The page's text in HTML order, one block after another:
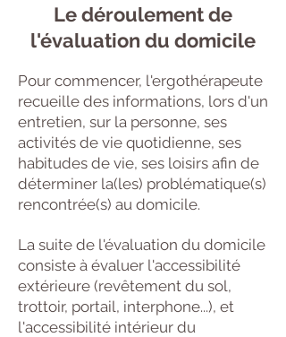
Le déroulement de
l'évaluation du domicile
Pour commencer, l'ergothérapeute
recueille des informations, lors d'un
entretien, sur la personne, ses
activités de vie quotidienne, ses
habitudes de vie, ses loisirs afin de
déterminer la(les) problématique(s)
rencontrée(s) au domicile.
La suite de l'évaluation du domicile
consiste à évaluer l'accessibilité
extérieure (revêtement du sol,
trottoir, portail, interphone...), et
l'accessibilité intérieur du